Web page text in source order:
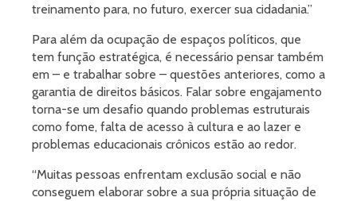
treinamento para, no futuro, exercer sua cidadania.”
Para além da ocupação de espaços políticos, que
tem função estratégica, é necessário pensar também
em – e trabalhar sobre – questões anteriores, como a
garantia de direitos básicos. Falar sobre engajamento
torna-se um desafio quando problemas estruturais
como fome, falta de acesso à cultura e ao lazer e
problemas educacionais crônicos estão ao redor.
“Muitas pessoas enfrentam exclusão social e não
conseguem elaborar sobre a sua própria situação de